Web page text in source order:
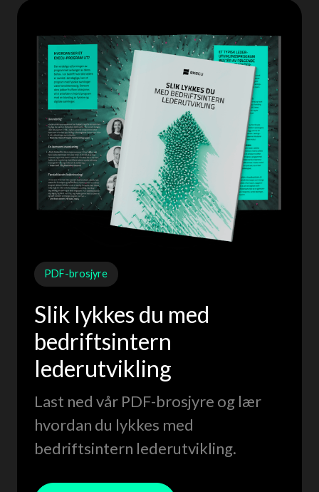
PDF-brosjyre
Slik lykkes du med
bedriftsintern
lederutvikling
Last ned vår PDF-brosjyre og lær
hvordan du lykkes med
bedriftsintern lederutvikling.